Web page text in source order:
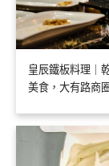
皇辰鐵板料理｜
美食，大有路商